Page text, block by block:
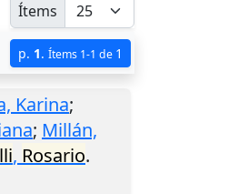
Ítems
p. 1. Ítems 1-1 de 1
Karina;
; Millán,
, Rosario.